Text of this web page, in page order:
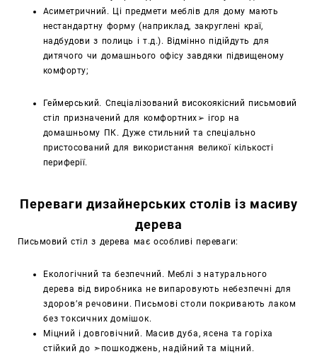
Асиметричний. Ці предмети меблів для дому мають
нестандартну форму (наприклад, закруглені краї,
надбудови з полиць і т.д.). Відмінно підійдуть для
дитячого чи домашнього офісу завдяки підвищеному
комфорту;
Геймерський. Спеціалізований високоякісний письмовий
стіл призначений для комфортних➢ ігор на
домашньому ПК. Дуже стильний та спеціально
пристосований для використання великої кількості
периферії.
Переваги дизайнерських столів із масиву
дерева
Письмовий стіл з дерева має особливі переваги:
Екологічний та безпечний. Меблі з натурального
дерева від виробника не випаровують небезпечні для
здоров’я речовини. Письмові столи покривають лаком
без токсичних домішок.
Міцний і довговічний. Масив дуба, ясена та горіха
стійкий до ➣пошкоджень, надійний та міцний.